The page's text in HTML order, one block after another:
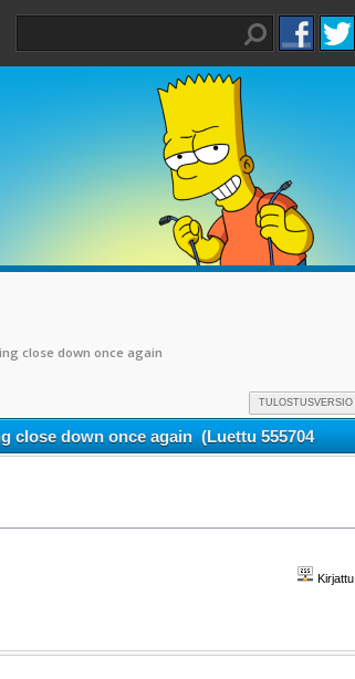
close down once again
TULOSTUSVERSIO
close down once again (Luettu 555704
Kirjattu